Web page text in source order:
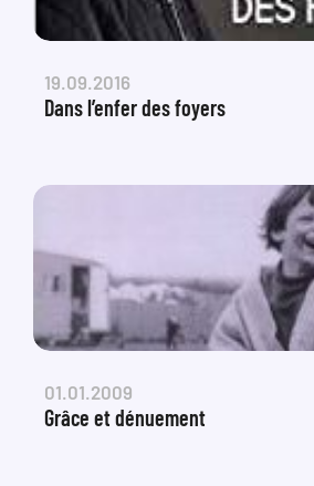
19.09.2016
Dans l’enfer des foyers
01.01.2009
Grâce et dénuement